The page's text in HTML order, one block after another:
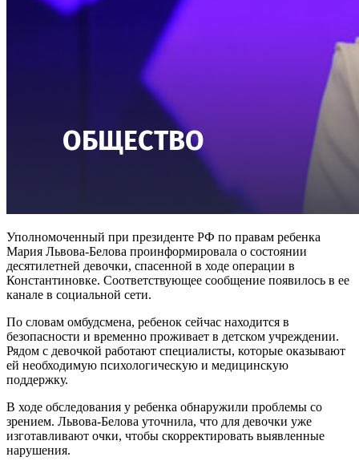
Уполномоченный при президенте РФ по правам ребенка
Мария Львова-Белова проинформировала о состоянии
десятилетней девочки, спасенной в ходе операции в
Константиновке. Соответствующее сообщение появилось в ее
канале в социальной сети.
По словам омбудсмена, ребенок сейчас находится в
безопасности и временно проживает в детском учреждении.
Рядом с девочкой работают специалисты, которые оказывают
ей необходимую психологическую и медицинскую
поддержку.
В ходе обследования у ребенка обнаружили проблемы со
зрением. Львова-Белова уточнила, что для девочки уже
изготавливают очки, чтобы скорректировать выявленные
нарушения.